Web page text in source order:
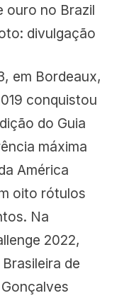
ouro no Brazil
divulgação
em Bordeaux,
conquistou
do Guia
máxima
América
oito rótulos
Na
2022,
de